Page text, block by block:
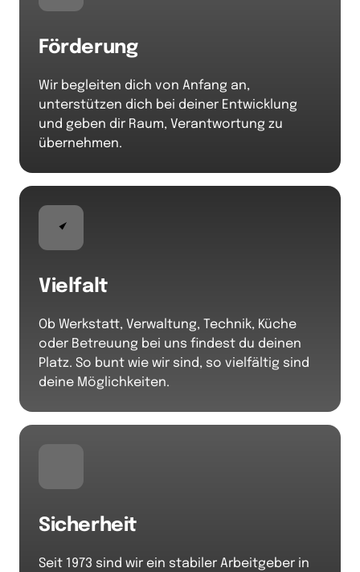
Förderung
Wir begleiten dich von Anfang an,
unterstützen dich bei deiner Entwicklung
und geben dir Raum, Verantwortung zu
übernehmen.
Vielfalt
Ob Werkstatt, Verwaltung, Technik, Küche
oder Betreuung bei uns findest du deinen
Platz. So bunt wie wir sind, so vielfältig sind
deine Möglichkeiten.
Sicherheit
Seit 1973 sind wir ein stabiler Arbeitgeber in